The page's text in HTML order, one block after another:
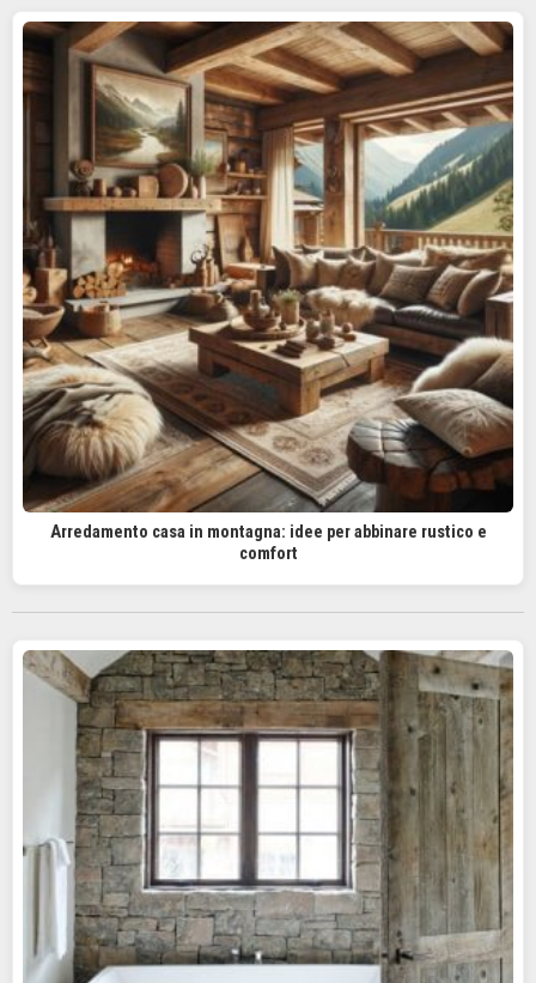
Arredamento casa in montagna: idee per abbinare rustico e
comfort